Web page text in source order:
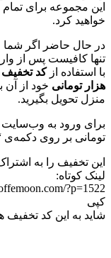
این مجموعه برای
خواهید کرد.
در حال حاضر اگر شما
تنها کافیست پس از
با استفاده ازکد تخفیف
هزار تومانی خود از
منزل تحویل بگیرید.
تومانی بر روی دکمه‌ی
این تخفیف را به
لینک کوتاه:
?p=1522
کپی
شاید به این کد تخفیف